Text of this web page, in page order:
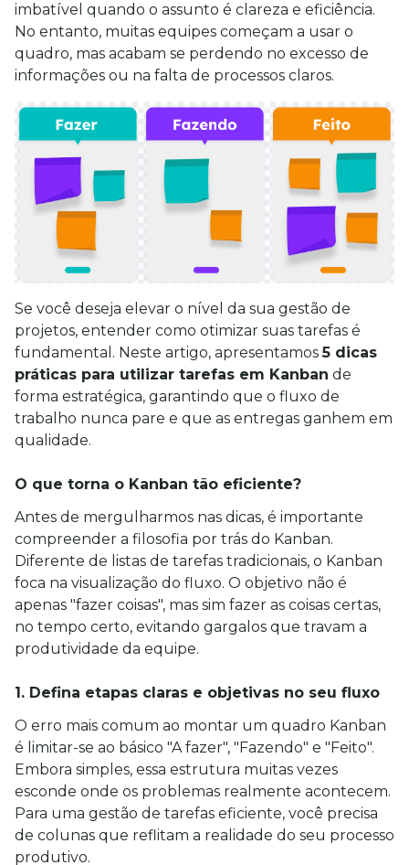
imbatível quando o assunto é clareza e eficiência.
No entanto, muitas equipes começam a usar o
quadro, mas acabam se perdendo no excesso de
informações ou na falta de processos claros.
Se você deseja elevar o nível da sua gestão de
projetos, entender como otimizar suas tarefas é
fundamental. Neste artigo, apresentamos 5 dicas
práticas para utilizar tarefas em Kanban de
forma estratégica, garantindo que o fluxo de
trabalho nunca pare e que as entregas ganhem em
qualidade.
O que torna o Kanban tão eficiente?
Antes de mergulharmos nas dicas, é importante
compreender a filosofia por trás do Kanban.
Diferente de listas de tarefas tradicionais, o Kanban
foca na visualização do fluxo. O objetivo não é
apenas "fazer coisas", mas sim fazer as coisas certas,
no tempo certo, evitando gargalos que travam a
produtividade da equipe.
1. Defina etapas claras e objetivas no seu fluxo
O erro mais comum ao montar um quadro Kanban
é limitar-se ao básico "A fazer", "Fazendo" e "Feito".
Embora simples, essa estrutura muitas vezes
esconde onde os problemas realmente acontecem.
Para uma gestão de tarefas eficiente, você precisa
de colunas que reflitam a realidade do seu processo
produtivo.